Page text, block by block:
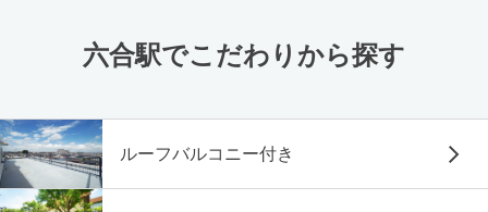
六合駅でこだわりから探す
ルーフバルコニー付き